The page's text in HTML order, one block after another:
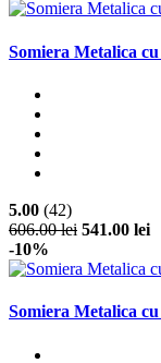
Somiera Metalica
5.00 (42)
606.00 lei 541.00 lei
-10%
Somiera Metalica